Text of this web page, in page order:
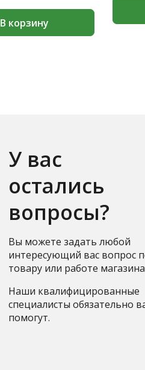
В корзину
У вас
остались
вопросы?
Вы можете задать любой
интересующий вас вопрос
товару или работе
Наши квалифицированные
специалисты обязательно
помогут.